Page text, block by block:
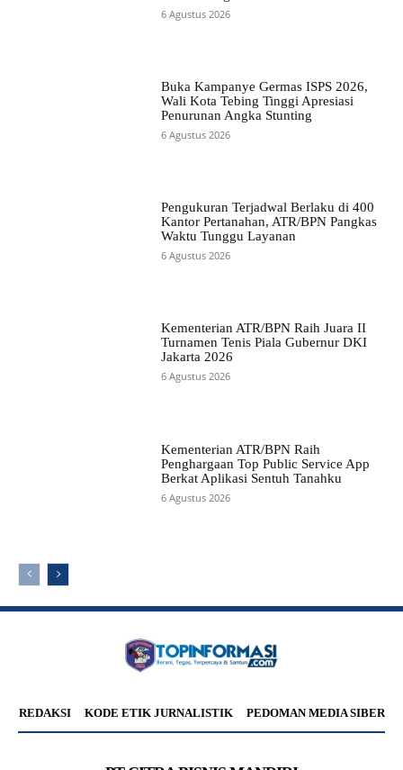
6 Agustus 2026
Buka Kampanye Germas ISPS 2026,
Wali Kota Tebing Tinggi Apresiasi
Penurunan Angka Stunting
6 Agustus 2026
Pengukuran Terjadwal Berlaku di 400
Kantor Pertanahan, ATR/BPN Pangkas
Waktu Tunggu Layanan
6 Agustus 2026
Kementerian ATR/BPN Raih Juara II
Turnamen Tenis Piala Gubernur DKI
Jakarta 2026
6 Agustus 2026
Kementerian ATR/BPN Raih
Penghargaan Top Public Service App
Berkat Aplikasi Sentuh Tanahku
6 Agustus 2026
REDAKSI KODE ETIK JURNALISTIK PEDOMAN MEDIA SIBER